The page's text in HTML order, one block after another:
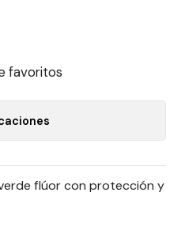
favoritos
flúor con protección y